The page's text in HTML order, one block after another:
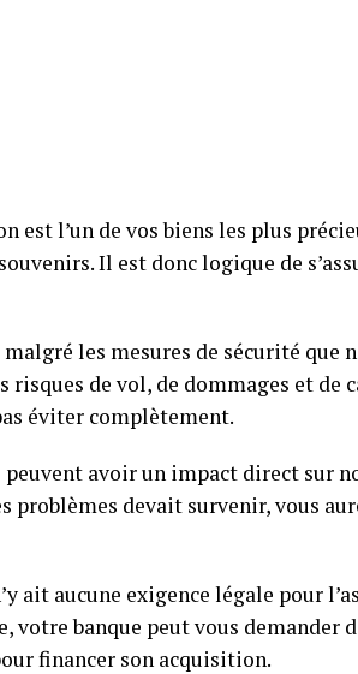
est l’un de vos biens les plus
Il est donc logique de
malgré les mesures de sécurité que
risques de vol, de dommages et de
éviter complètement.
peuvent avoir un impact direct sur
problèmes devait survenir, vous
ait aucune exigence légale pour
votre banque peut vous demander
financer son acquisition.